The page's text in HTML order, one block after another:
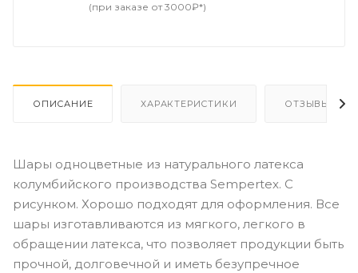
(при заказе от 3000₽*)
ОПИСАНИЕ ХАРАКТЕРИСТИКИ ОТЗЫВЫ
Шары одноцветные из натурального латекса
колумбийского производства Sempertex. С
рисунком. Хорошо подходят для оформления. Все
шары изготавливаются из мягкого, легкого в
обращении латекса, что позволяет продукции быть
прочной, долговечной и иметь безупречное